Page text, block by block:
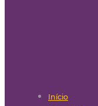
Início